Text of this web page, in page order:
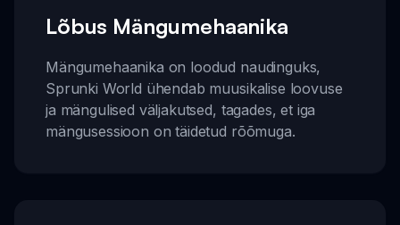
Lõbus Mängumehaanika
Mängumehaanika on loodud naudinguks,
Sprunki World ühendab muusikalise loovuse
ja mängulised väljakutsed, tagades, et iga
mängusessioon on täidetud rõõmuga.